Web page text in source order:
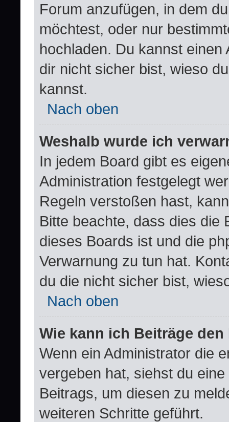
Forum anzufügen, in dem
möchtest, oder nur
hochladen. Du kannst
dir nicht sicher bist, wieso
kannst.
Nach oben
Weshalb wurde ich
In jedem Board gibt es
Administration festgelegt
Regeln verstoßen hast,
Bitte beachte, dass dies die
dieses Boards ist und die
Verwarnung zu tun hat.
du die nicht sicher bist,
Nach oben
Wie kann ich Beiträge
Wenn ein Administrator die
vergeben hat, siehst du
Beitrags, um diesen zu
weiteren Schritte geführt.